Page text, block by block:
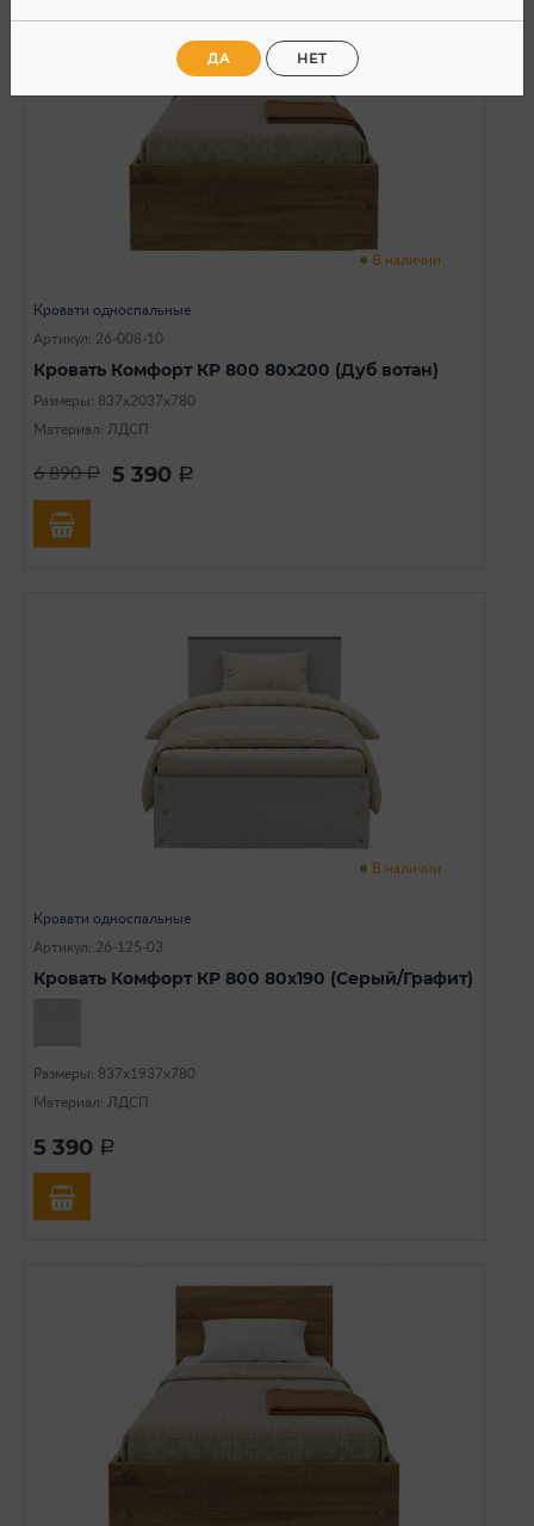
В наличии
Кровати односпальные
Артикул: 26-008-10
Кровать Комфорт КР 800 80х200 (Дуб вотан)
Размеры: 837х2037х780
Материал: ЛДСП
6 890a 5 390 a
В наличии
Кровати односпальные
Артикул: 26-125-03
Кровать Комфорт КР 800 80х190 (Серый/Графит)
Размеры: 837х1937х780
Материал: ЛДСП
5 390 a
ДА НЕТ